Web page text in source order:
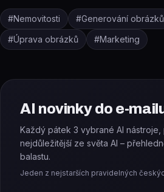
#Nemovitosti #Generování obrázků
#Úprava obrázků #Marketing
AI novinky do e-
Každý pátek 3 vybrané AI
nejdůležitější ze světa AI –
balastu.
Jeden z nejstarších pravidelných